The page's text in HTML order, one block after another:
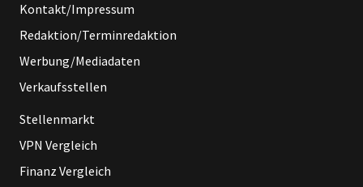
Kontakt/Impressum
Redaktion/Terminredaktion
Werbung/Mediadaten
Verkaufsstellen
Stellenmarkt
VPN Vergleich
Finanz Vergleich